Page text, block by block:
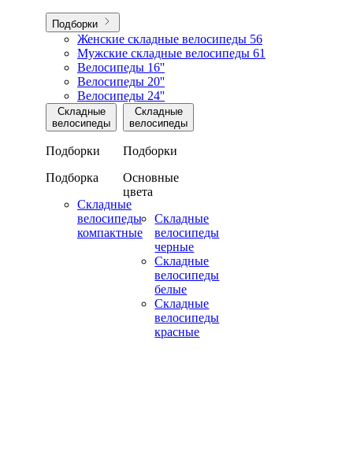
Подборки
Женские складные велосипеды 56
Мужские складные велосипеды 61
Велосипеды 16''
Велосипеды 20''
Велосипеды 24''
Складные
велосипеды
Подборки
Подборка
Складные
велосипеды
компактные
Складные
велосипеды
Подборки
Основные
цвета
Складные
велосипеды
черные
Складные
велосипеды
белые
Складные
велосипеды
красные